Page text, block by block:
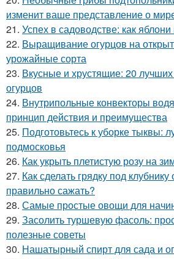
изменит ваше представление о
21. Успех в садоводстве: как
22. Выращивание огурцов на
урожайные сорта
23. Вкусные и хрустящие: 20
огурцов
24. Внутрипольные конвекторы
принцип действия и преимущества
25. Подготовьтесь к уборке тыквы:
подмосковья
26. Как укрыть плетистую розу на
27. Как сделать грядку под
правильно сажать?
28. Самые простые овощи для
29. Засолить туршевую фасоль:
полезные советы
30. Нашатырный спирт для сада и